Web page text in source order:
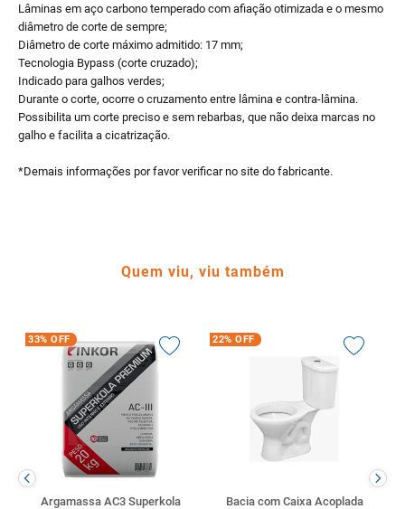
Lâminas em aço carbono temperado com afiação otimizada e o mesmo
diâmetro de corte de sempre;
Diâmetro de corte máximo admitido: 17 mm;
Tecnologia Bypass (corte cruzado);
Indicado para galhos verdes;
Durante o corte, ocorre o cruzamento entre lâmina e contra-lâmina.
Possibilita um corte preciso e sem rebarbas, que não deixa marcas no
galho e facilita a cicatrização.
*Demais informações por favor verificar no site do fabricante.
Quem viu, viu também
33% OFF
Argamassa AC3 Superkola
22% OFF
Bacia com Caixa Acoplada